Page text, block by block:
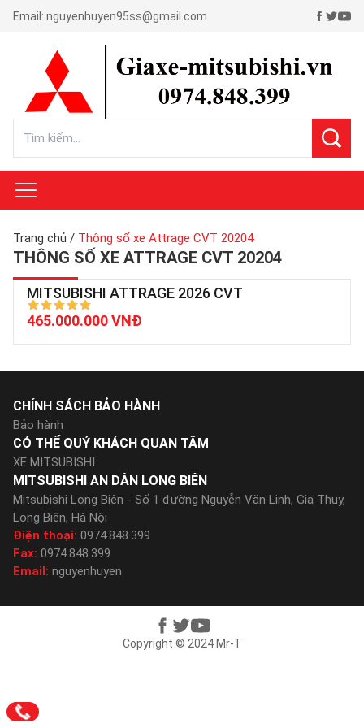
Email: nguyenhuyen95ss@gmail.com
Trang chủ / Thông số xe Attrage CVT 20204
THÔNG SỐ XE ATTRAGE CVT 20204
MITSUBISHI ATTRAGE 2026 CVT
465.000.000 VNĐ
MITSUBISHI AN DÂN LONG BIÊN
Mitsubishi Long Biên - Số 1 đường Nguyễn Văn Linh, Gia Thụy,
Long Biên, Hà Nội
Điện thoại: 0974.848.399
Fax: 0974.848.399
Email: nguyenhuyen
CHÍNH SÁCH BẢO HÀNH
Bảo hành
CÓ THỂ QUÝ KHÁCH QUAN TÂM
XE MITSUBISHI
Copyright © 2024 Mr-T